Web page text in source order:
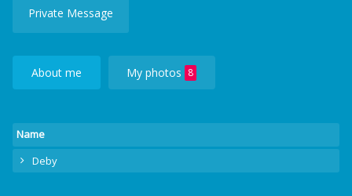
Private Message
About me My photos 8
Name
Deby